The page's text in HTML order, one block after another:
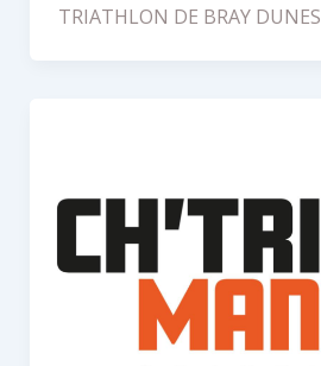
TRIATHLON DE BRAY DUNES